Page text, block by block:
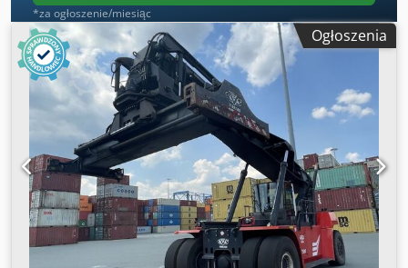
*za ogłoszenie/miesiąc
Ogłoszenia